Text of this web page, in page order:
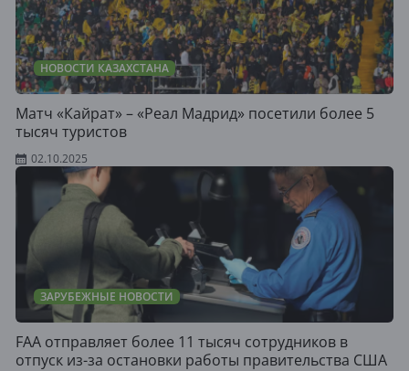
НОВОСТИ КАЗАХСТАНА
Матч «Кайрат» – «Реал Мадрид» посетили более 5
тысяч туристов
02.10.2025
ЗАРУБЕЖНЫЕ НОВОСТИ
FAA отправляет более 11 тысяч сотрудников в
отпуск из-за остановки работы правительства США